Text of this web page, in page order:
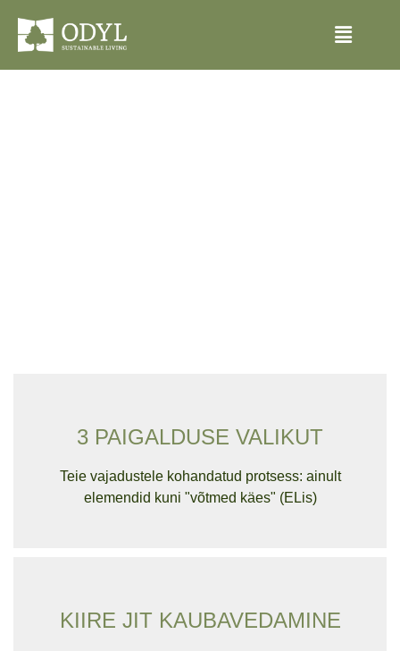
3 PAIGALDUSE VALIKUT
Teie vajadustele kohandatud protsess: ainult
elemendid kuni "võtmed käes" (ELis)
KIIRE JIT KAUBAVEDAMINE